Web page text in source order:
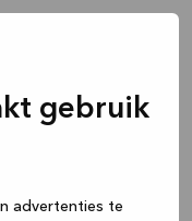
gebruik
advertenties te